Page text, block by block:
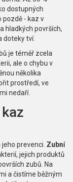
dostupných
pozdě - kaz v
hladkých površích,
doteky tví.
je téměř zcela
ale o chybu v
několika
prostředí, ve
nedaří.
prevenci. Zubní
jejich produktů
zubů. Na
a čistíme běžným